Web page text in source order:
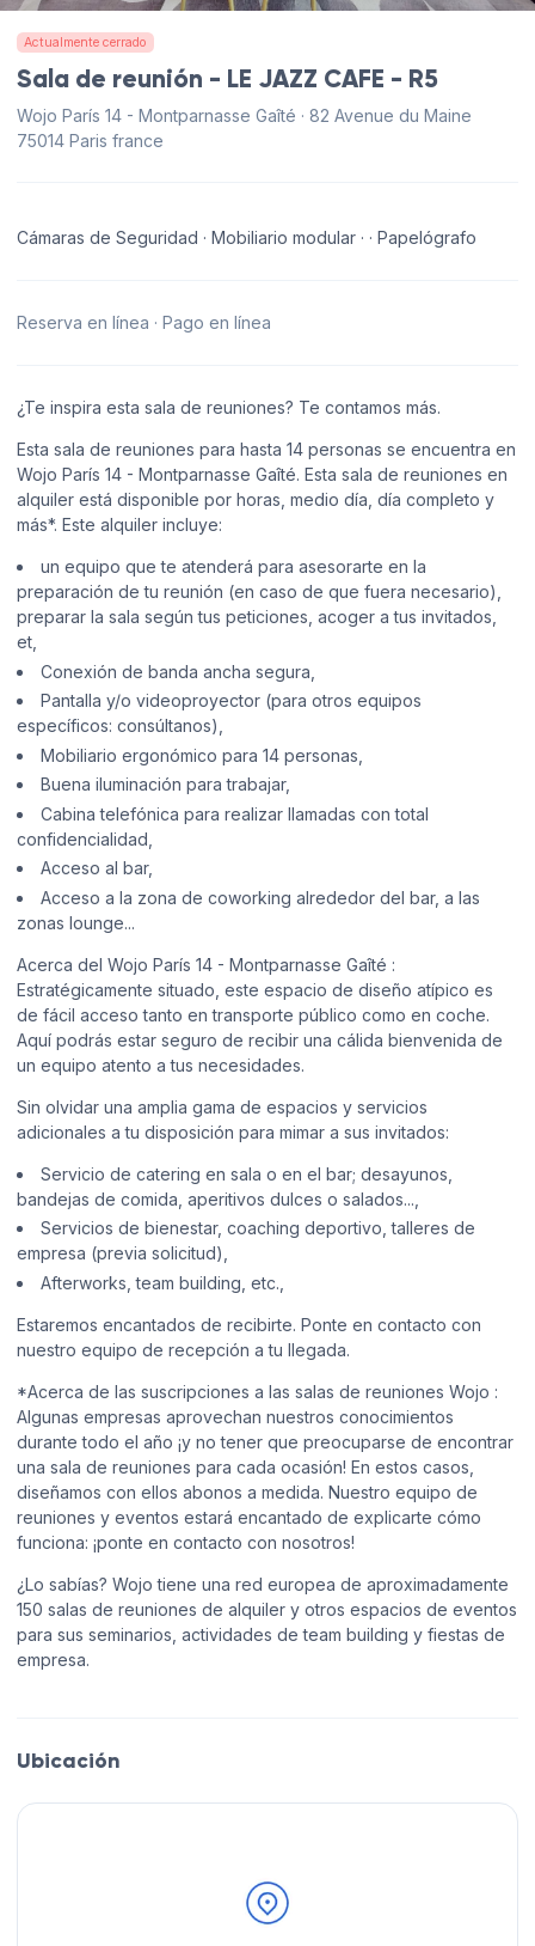
Actualmente cerrado
Sala de reunión - LE JAZZ CAFE - R5
Wojo París 14 - Montparnasse Gaîté · 82 Avenue du Maine
75014 Paris france
Cámaras de Seguridad · Mobiliario modular · · Papelógrafo
Reserva en línea · Pago en línea
¿Te inspira esta sala de reuniones? Te contamos más.
Esta sala de reuniones para hasta 14 personas se encuentra en
Wojo París 14 - Montparnasse Gaîté. Esta sala de reuniones en
alquiler está disponible por horas, medio día, día completo y
más*. Este alquiler incluye:
un equipo que te atenderá para asesorarte en la
preparación de tu reunión (en caso de que fuera necesario),
preparar la sala según tus peticiones, acoger a tus invitados,
et,
Conexión de banda ancha segura,
Pantalla y/o videoproyector (para otros equipos
específicos: consúltanos),
Mobiliario ergonómico para 14 personas,
Buena iluminación para trabajar,
Cabina telefónica para realizar llamadas con total
confidencialidad,
Acceso al bar,
Acceso a la zona de coworking alrededor del bar, a las
zonas lounge...
Acerca del Wojo París 14 - Montparnasse Gaîté :
Estratégicamente situado, este espacio de diseño atípico es
de fácil acceso tanto en transporte público como en coche.
Aquí podrás estar seguro de recibir una cálida bienvenida de
un equipo atento a tus necesidades.
Sin olvidar una amplia gama de espacios y servicios
adicionales a tu disposición para mimar a sus invitados:
Servicio de catering en sala o en el bar; desayunos,
bandejas de comida, aperitivos dulces o salados...,
Servicios de bienestar, coaching deportivo, talleres de
empresa (previa solicitud),
Afterworks, team building, etc.,
Estaremos encantados de recibirte. Ponte en contacto con
nuestro equipo de recepción a tu llegada.
*Acerca de las suscripciones a las salas de reuniones Wojo :
Algunas empresas aprovechan nuestros conocimientos
durante todo el año ¡y no tener que preocuparse de encontrar
una sala de reuniones para cada ocasión! En estos casos,
diseñamos con ellos abonos a medida. Nuestro equipo de
reuniones y eventos estará encantado de explicarte cómo
funciona: ¡ponte en contacto con nosotros!
¿Lo sabías? Wojo tiene una red europea de aproximadamente
150 salas de reuniones de alquiler y otros espacios de eventos
para sus seminarios, actividades de team building y fiestas de
empresa.
Ubicación